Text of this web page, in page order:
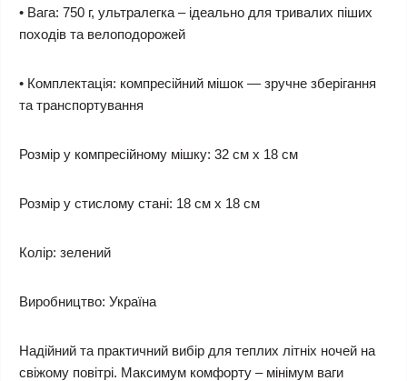
• Вага: 750 г, ультралегка – ідеально для тривалих піших
походів та велоподорожей
• Комплектація: компресійний мішок — зручне зберігання
та транспортування
Розмір у компресійному мішку: 32 см х 18 см
Розмір у стислому стані: 18 см х 18 см
Колір: зелений
Виробництво: Україна
Надійний та практичний вибір для теплих літніх ночей на
свіжому повітрі. Максимум комфорту – мінімум ваги